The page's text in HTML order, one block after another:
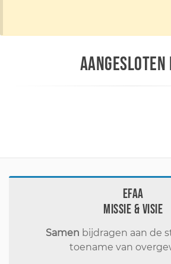
AANGESLOTEN
EFAA
Missie & visie
Samen bijdragen aan de
toename van